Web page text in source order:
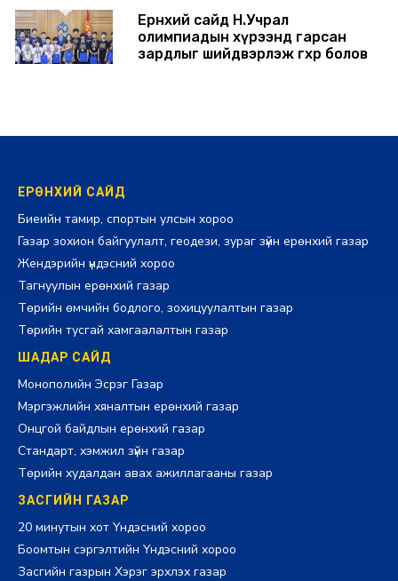
Ерөнхий сайд Н.Учрал
олимпиадын хүрээнд гарсан
зардлыг шийдвэрлэж өгөхөөр болов
ЕРӨНХИЙ САЙД
Биеийн тамир, спортын улсын хороо
Газар зохион байгуулалт, геодези, зураг зүйн ерөнхий газар
Жендэрийн үндэсний хороо
Тагнуулын ерөнхий газар
Төрийн өмчийн бодлого, зохицуулалтын газар
Төрийн тусгай хамгаалалтын газар
ШАДАР САЙД
Монополийн Эсрэг Газар
Мэргэжлийн хяналтын ерөнхий газар
Онцгой байдлын ерөнхий газар
Стандарт, хэмжил зүйн газар
Төрийн худалдан авах ажиллагааны газар
ЗАСГИЙН ГАЗАР
20 минутын хот Үндэсний хороо
Боомтын сэргэлтийн Үндэсний хороо
Засгийн газрын Хэрэг эрхлэх газар